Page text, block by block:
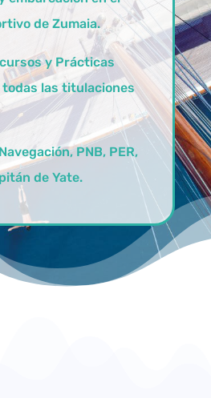
de Zumaia.
y Prácticas
todas las titulaciones
PNB, PER,
de Yate.